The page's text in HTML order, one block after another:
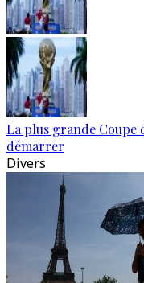
La plus grande Coupe
démarrer
Divers